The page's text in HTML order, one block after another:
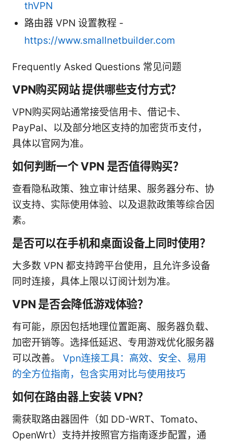
thVPN
路由器 VPN 设置教程 -
https://www.smallnetbuilder.com
Frequently Asked Questions 常见问题
VPN购买网站 提供哪些支付方式？
VPN购买网站通常接受信用卡、借记卡、
PayPal、以及部分地区支持的加密货币支付，
具体以官网为准。
如何判断一个 VPN 是否值得购买？
查看隐私政策、独立审计结果、服务器分布、协
议支持、实际使用体验、以及退款政策等综合因
素。
是否可以在手机和桌面设备上同时使用？
大多数 VPN 都支持跨平台使用，且允许多设备
同时连接，具体上限以订阅计划为准。
VPN 是否会降低游戏体验？
有可能，原因包括地理位置距离、服务器负载、
加密开销等。选择低延迟、专用游戏优化服务器
可以改善。 Vpn连接工具：高效、安全、易用
的全方位指南，包含实用对比与使用技巧
如何在路由器上安装 VPN？
需获取路由器固件（如 DD-WRT、Tomato、
OpenWrt）支持并按照官方指南逐步配置，通